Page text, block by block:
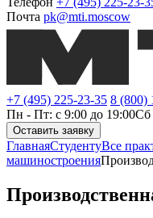
Почта pk@mti.moscow
+7 (495) 225-23-35 8 (800)
Пн - Пт: с 9:00 до 19:00Сб
Оставить заявку
ГлавнаяСтудентуВсе
машиностроения